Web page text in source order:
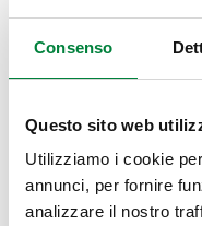
Consenso
Questo sito web
Utilizziamo i cookie
annunci, per fornire
analizzare il nostro
DISEGNI E
536660 DN 65